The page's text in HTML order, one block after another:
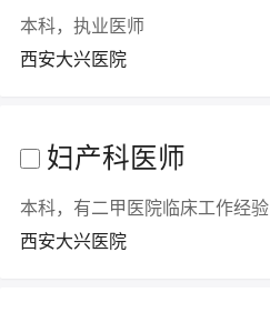
本科，执业医师
西安大兴医院
妇产科医师
本科，有二甲医院临床工作经验
西安大兴医院